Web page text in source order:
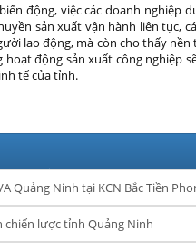
động, việc các doanh nghiệp
sản xuất vận hành liên tục,
lao động, mà còn cho thấy
hoạt động sản xuất công nghiệp
tế của tỉnh.
Quảng Ninh tại KCN Bắc Tiền
chiến lược tỉnh Quảng Ninh